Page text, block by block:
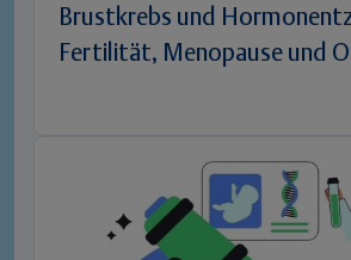
Brustkrebs und
Fertilität, Menopause und